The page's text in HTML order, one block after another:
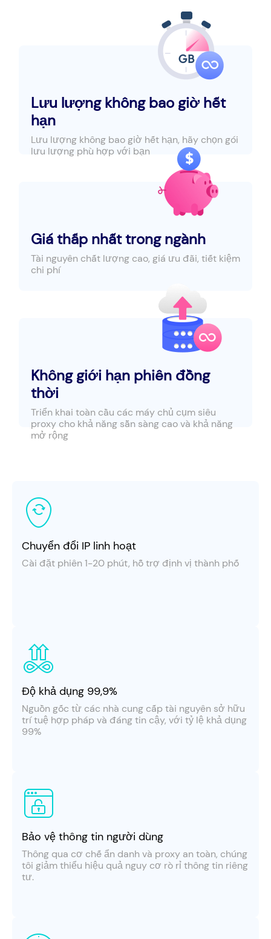
Lưu lượng không bao giờ hết
hạn
Lưu lượng không bao giờ hết hạn, hãy chọn gói
lưu lượng phù hợp với bạn
Giá thấp nhất trong ngành
Tài nguyên chất lượng cao, giá ưu đãi, tiết kiệm
chi phí
Không giới hạn phiên đồng
thời
Triển khai toàn cầu các máy chủ cụm siêu
proxy cho khả năng sẵn sàng cao và khả năng
mở rộng
Chuyển đổi IP linh hoạt
Cài đặt phiên 1-20 phút, hỗ trợ định vị thành phố
Độ khả dụng 99,9%
Nguồn gốc từ các nhà cung cấp tài nguyên sở hữu
trí tuệ hợp pháp và đáng tin cậy, với tỷ lệ khả dụng
99%
Bảo vệ thông tin người dùng
Thông qua cơ chế ẩn danh và proxy an toàn, chúng
tôi giảm thiểu hiệu quả nguy cơ rò rỉ thông tin riêng
tư.